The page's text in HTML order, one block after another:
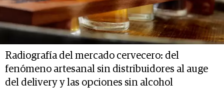
Radiografía del mercado cervecero: del
fenómeno artesanal sin distribuidores al auge
del delivery y las opciones sin alcohol